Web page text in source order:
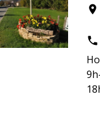
location_on
phone